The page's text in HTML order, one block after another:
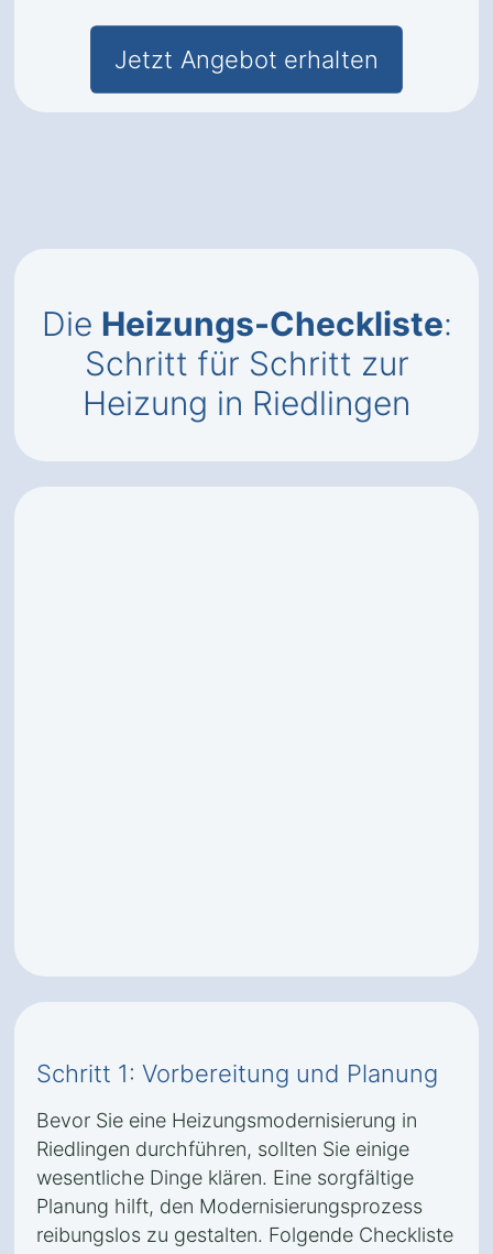
Jetzt Angebot erhalten
Die Heizungs-Checkliste:
Schritt für Schritt zur
Heizung in Riedlingen
Schritt 1: Vorbereitung und Planung
Bevor Sie eine Heizungsmodernisierung in
Riedlingen durchführen, sollten Sie einige
wesentliche Dinge klären. Eine sorgfältige
Planung hilft, den Modernisierungsprozess
reibungslos zu gestalten. Folgende Checkliste